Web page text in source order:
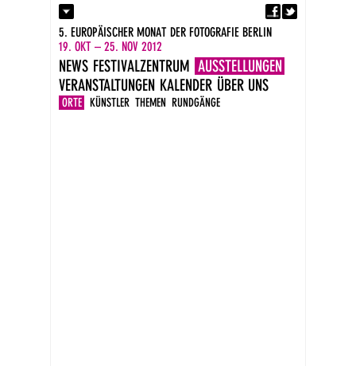
Kontakt
Presse
Newsletter
Impressum
DE
EN
5. EUROPÄISCHER MONAT DER FOTOGRAFIE BERLIN
19. OKT – 25. NOV 2012
NEWS FESTIVALZENTRUM AUSSTELLUNGEN
ORTE KÜNSTLER THEMEN RUNDGÄNGE
VERANSTALTUNGEN KALENDER ÜBER UNS